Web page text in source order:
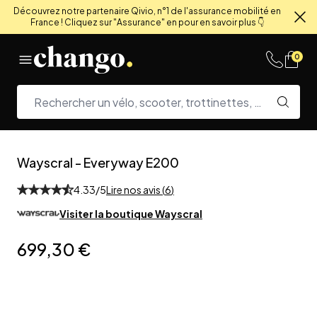
Découvrez notre partenaire Qivio, n°1 de l'assurance mobilité en
France ! Cliquez sur "Assurance" en pour en savoir plus 👇
0
Wayscral - Everyway E200
4.33/5Lire nos avis (6)
Visiter la boutiqueWayscral
699,30 €